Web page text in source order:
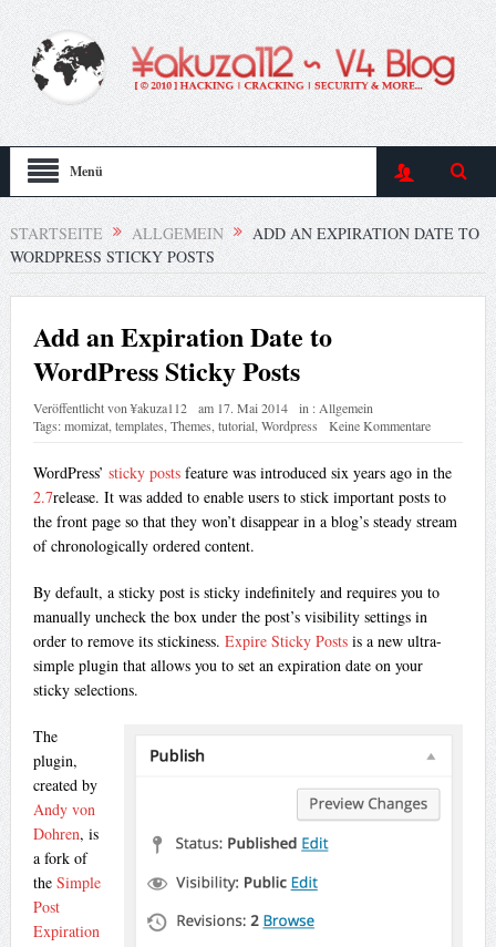
Menü
STARTSEITE ALLGEMEIN
ADD AN EXPIRATION DATE TO
WORDPRESS STICKY POSTS
Add an Expiration Date to
WordPress Sticky Posts
Veröffentlicht von¥akuza112 am 17. Mai 2014 in : Allgemein
Tags:momizat, templates Themes tutorial, Wordpress Keine Kommentare
WordPress’ sticky postsfeature was introduced six years ago in the
2.7release. It was added to enable users to stick important posts to
the front page so that they won’t disappear in a blog’s steady stream
of chronologically ordered content.
By default, a sticky post is sticky indefinitely and requires you to
manually uncheck the box under the post’s visibility settings in
order to remove its stickiness. Expire Sticky Postsis a new ultra-
simple plugin that allows you to set an expiration date on your
sticky selections.
The
plugin,
created by
Andy von
Dohren, is
a fork of
the Simple
Post
Expiration